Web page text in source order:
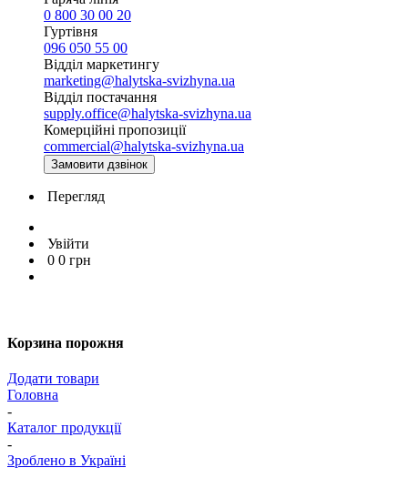
0 800 30 00 20
Гуртівня
096 050 55 00
Відділ маркетингу
marketing@halytska-svizhyna.ua
Відділ постачання
supply.office@halytska-svizhyna.ua
Комерційні пропозиції
commercial@halytska-svizhyna.ua
Замовити дзвінок
Перегляд
Увійти
0 0 грн
Корзина порожня
Додати товари
Головна
-
Каталог продукції
-
Зроблено в Україні